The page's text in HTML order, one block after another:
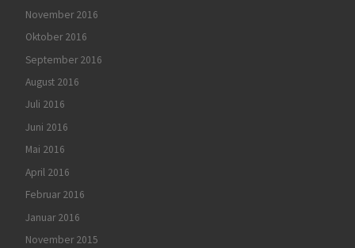
November 2016
Oktober 2016
September 2016
August 2016
Juli 2016
Juni 2016
Mai 2016
April 2016
Februar 2016
Januar 2016
November 2015